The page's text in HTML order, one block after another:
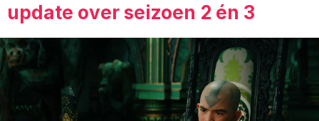
update over seizoen 2 én 3